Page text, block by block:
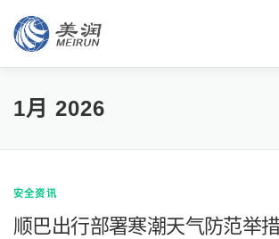
content
特色 团队
1月 2026
安全资讯
顺巴出行部署寒潮天气防范举